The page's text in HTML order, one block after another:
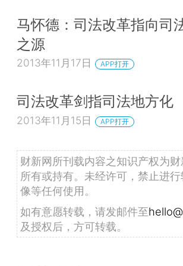
马怀德：司法改革指向司
之源
2013年11月17日 APP打开
司法改革剑指司法地方化
2013年11月15日 APP打开
财新网所刊载内容之知识产权为
所有或持有。未经许可，禁止进
像等任何使用。
如有意愿转载，请发邮件至
及授权后，方可转载。